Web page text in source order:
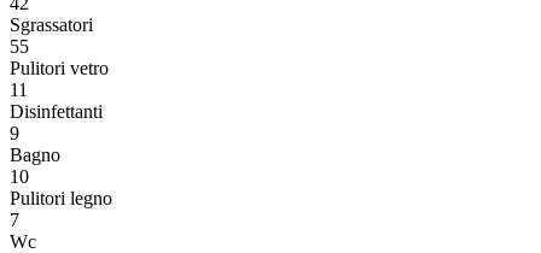
Sgrassatori
55
Pulitori vetro
11
Disinfettanti
9
Bagno
10
Pulitori legno
7
Wc